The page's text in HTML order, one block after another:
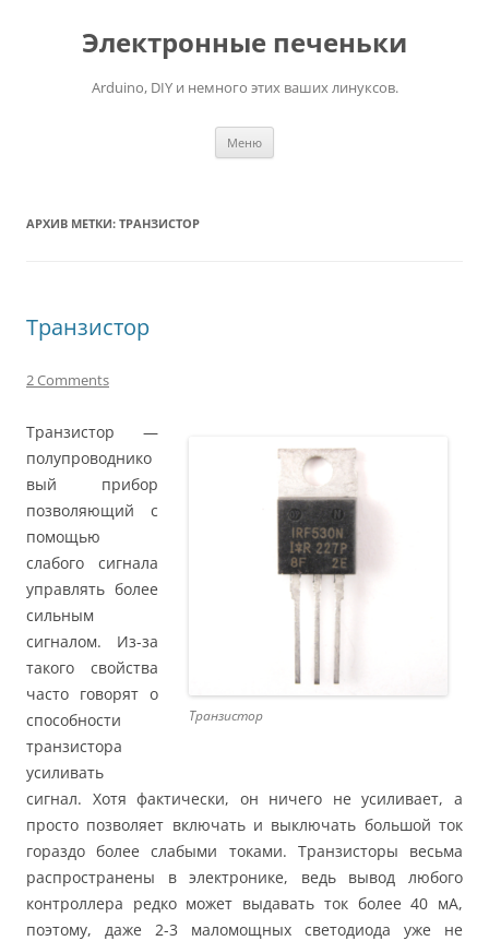
Электронные печеньки
Arduino, DIY и немного этих ваших линуксов.
Меню
АРХИВ МЕТКИ: ТРАНЗИСТОР
Транзистор
2 Comments
Транзистор
Транзистор —
полупроводнико
вый прибор
позволяющий с
помощью
слабого сигнала
управлять более
сильным
сигналом. Из-за
такого свойства
часто говорят о
способности
транзистора
усиливать
сигнал. Хотя фактически, он ничего не усиливает, а
просто позволяет включать и выключать большой ток
гораздо более слабыми токами. Транзисторы весьма
распространены в электронике, ведь вывод любого
контроллера редко может выдавать ток более 40 мА,
поэтому, даже 2-3 маломощных светодиода уже не